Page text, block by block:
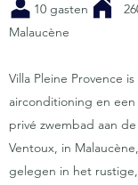
10 gasten
Malaucène
Villa Pleine Provence
airconditioning en
privé zwembad aan
Ventoux, in
gelegen in het